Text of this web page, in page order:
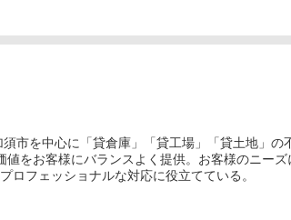
市を中心に「貸倉庫」「貸工場」「貸土地」の
をお客様にバランスよく提供。お客様のニー
ロフェッショナルな対応に役立てている。